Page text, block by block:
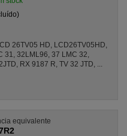
26TV05 HD, LCD26TV05HD,
31, 32LML96, 37 LMC 32,
RX 9187 R, TV 32 JTD, ...
equivalente